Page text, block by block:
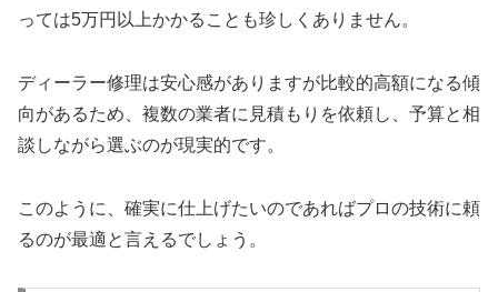
っては5万円以上かかることも珍しくありません。
ディーラー修理は安心感がありますが比較的高額になる傾
向があるため、複数の業者に見積もりを依頼し、予算と相
談しながら選ぶのが現実的です。
このように、確実に仕上げたいのであればプロの技術に頼
るのが最適と言えるでしょう。